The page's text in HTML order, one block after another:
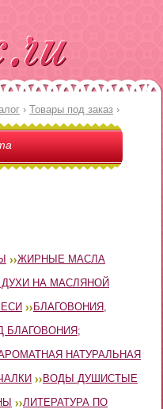
› Товары под заказ ›
ЖИРНЫЕ МАСЛА
НА МАСЛЯНОЙ
БЛАГОВОНИЯ,
БЛАГОВОНИЯ;
НАТУРАЛЬНАЯ
ВОДЫ ДУШИСТЫЕ
ЛИТЕРАТУРА ПО